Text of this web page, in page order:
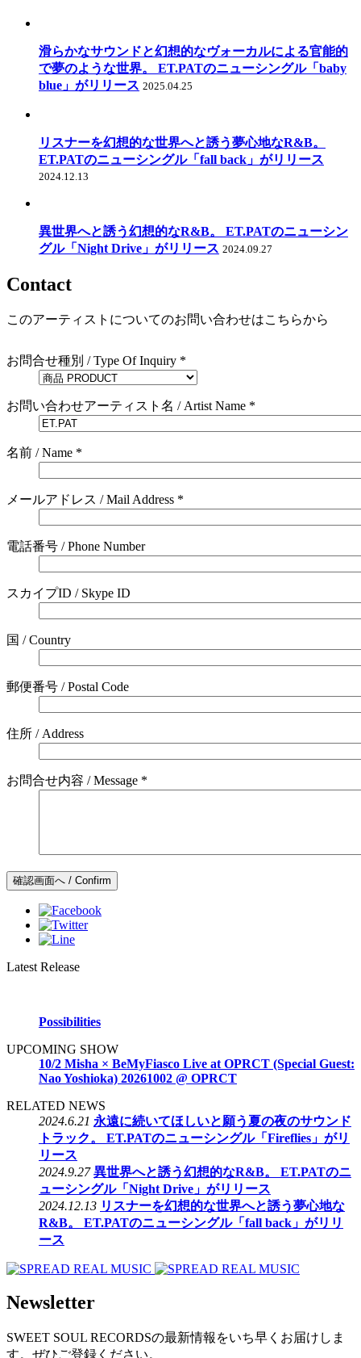
滑らかなサウンドと幻想的なヴォーカルによる官能的
で夢のような世界。 ET.PATのニューシングル「baby
blue」がリリース 2025.04.25
リスナーを幻想的な世界へと誘う夢心地なR&B。
ET.PATのニューシングル「fall back」がリリース
2024.12.13
異世界へと誘う幻想的なR&B。 ET.PATのニューシン
グル「Night Drive」がリリース 2024.09.27
Contact
このアーティストについてのお問い合わせはこちらから
お問合せ種別 / Type Of Inquiry *
お問い合わせアーティスト名 / Artist Name *
名前 / Name *
メールアドレス / Mail Address *
電話番号 / Phone Number
スカイプID / Skype ID
国 / Country
郵便番号 / Postal Code
住所 / Address
お問合せ内容 / Message *
Latest Release
Possibilities
UPCOMING SHOW
10/2 Misha × BeMyFiasco Live at OPRCT (Special Guest:
Nao Yoshioka) 20261002 @ OPRCT
RELATED NEWS
2024.6.21 永遠に続いてほしいと願う夏の夜のサウンド
トラック。 ET.PATのニューシングル「Fireflies」がリ
リース
2024.9.27 異世界へと誘う幻想的なR&B。 ET.PATのニ
ューシングル「Night Drive」がリリース
2024.12.13 リスナーを幻想的な世界へと誘う夢心地な
R&B。 ET.PATのニューシングル「fall back」がリリ
ース
Newsletter
SWEET SOUL RECORDSの最新情報をいち早くお届けしま
す。ぜひご登録ください。